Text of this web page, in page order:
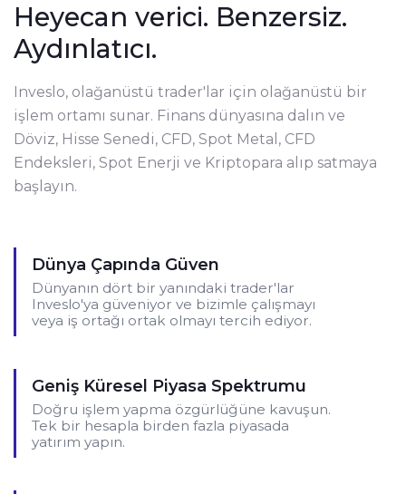
Heyecan verici. Benzersiz.
Aydınlatıcı.
Inveslo, olağanüstü trader'lar için olağanüstü bir
işlem ortamı sunar. Finans dünyasına dalın ve
Döviz, Hisse Senedi, CFD, Spot Metal, CFD
Endeksleri, Spot Enerji ve Kriptopara alıp satmaya
başlayın.
Dünya Çapında Güven
Dünyanın dört bir yanındaki trader'lar
Inveslo'ya güveniyor ve bizimle çalışmayı
veya iş ortağı ortak olmayı tercih ediyor.
Geniş Küresel Piyasa Spektrumu
Doğru işlem yapma özgürlüğüne kavuşun.
Tek bir hesapla birden fazla piyasada
yatırım yapın.